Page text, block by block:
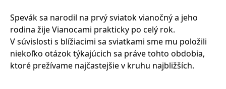
Spevák sa narodil na prvý sviatok vianočný a jeho
rodina žije Vianocami prakticky po celý rok.
V súvislosti s blížiacimi sa sviatkami sme mu položili
niekoľko otázok týkajúcich sa práve tohto obdobia,
ktoré prežívame najčastejšie v kruhu najbližších.